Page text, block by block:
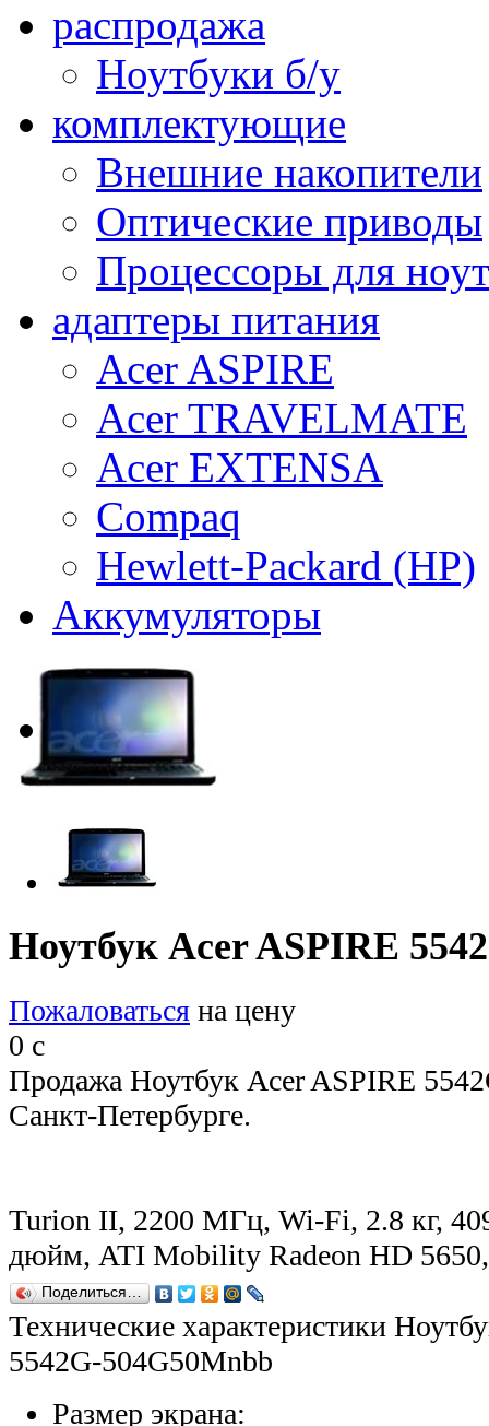
распродажа
Ноутбуки б/у
комплектующие
Внешние накопители
Оптические приводы
Процессоры для
адаптеры питания
Acer ASPIRE
Acer TRAVELMATE
Acer EXTENSA
Compaq
Hewlett-Packard (HP)
Аккумуляторы
Ноутбук Acer ASPIRE
Пожаловаться на цену
0 c
Продажа Ноутбук Acer ASPIRE
Санкт-Петербурге.
Turion II, 2200 МГц, Wi-Fi, 2.8 кг,
дюйм, ATI Mobility Radeon HD
Поделиться…
Технические характеристики
5542G-504G50Mnbb
Размер экрана: